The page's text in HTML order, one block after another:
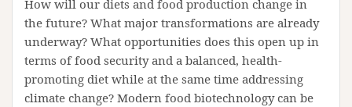
How will our diets and food production change in
the future? What major transformations are already
underway? What opportunities does this open up in
terms of food security and a balanced, health-
promoting diet while at the same time addressing
climate change? Modern food biotechnology can be